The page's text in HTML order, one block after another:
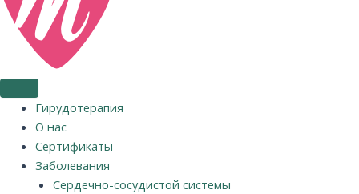
Гирудотерапия
О нас
Сертификаты
Заболевания
Сердечно-сосудистой системы